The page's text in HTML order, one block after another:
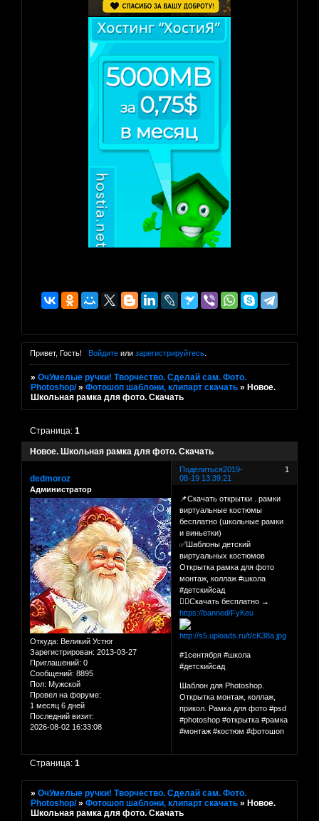
Привет, Гость! Войдитеили зарегистрируйтесь.
»ОчУмелые ручки! Творчество. Сделай сам. Фото.
Photoshop/ »Фотошоп шаблони, клипарт скачать » Новое.
Школьная рамка для фото. Скачать
Новое. Школьная рамка для фото. Скачать
Страница:1
Поделиться 1
2019-
08-19 13:39:21
dedmoroz
Администратор
Откуда: Великий Устюг
Зарегистрирован: 2013-03-27
Приглашений: 0
Сообщений: 8895
Пол: Мужской
Провел на форуме:
1 месяц 6 дней
Последний визит:
2026-08-02 16:33:08
📌Скачать открытки . рамки
виртуальные костюмы
бесплатно (школьные рамки
и виньетки)
✅Шаблоны детский
виртуальных костюмов
Открытка рамка для фото
монтаж, коллаж #школа
#детскийсад
👉🏻Скачать бесплатно →
https://banned/FyKeu
#1сентября #школа
#детскийсад
Шаблон для Photoshop.
Открытка монтаж, коллаж,
прикол. Рамка для фото #psd
#photoshop #открытка #рамка
#монтаж #костюм #фотошоп
Страница:1
»ОчУмелые ручки! Творчество. Сделай сам. Фото.
Photoshop/ »Фотошоп шаблони, клипарт скачать »Новое.
Школьная рамка для фото. Скачать